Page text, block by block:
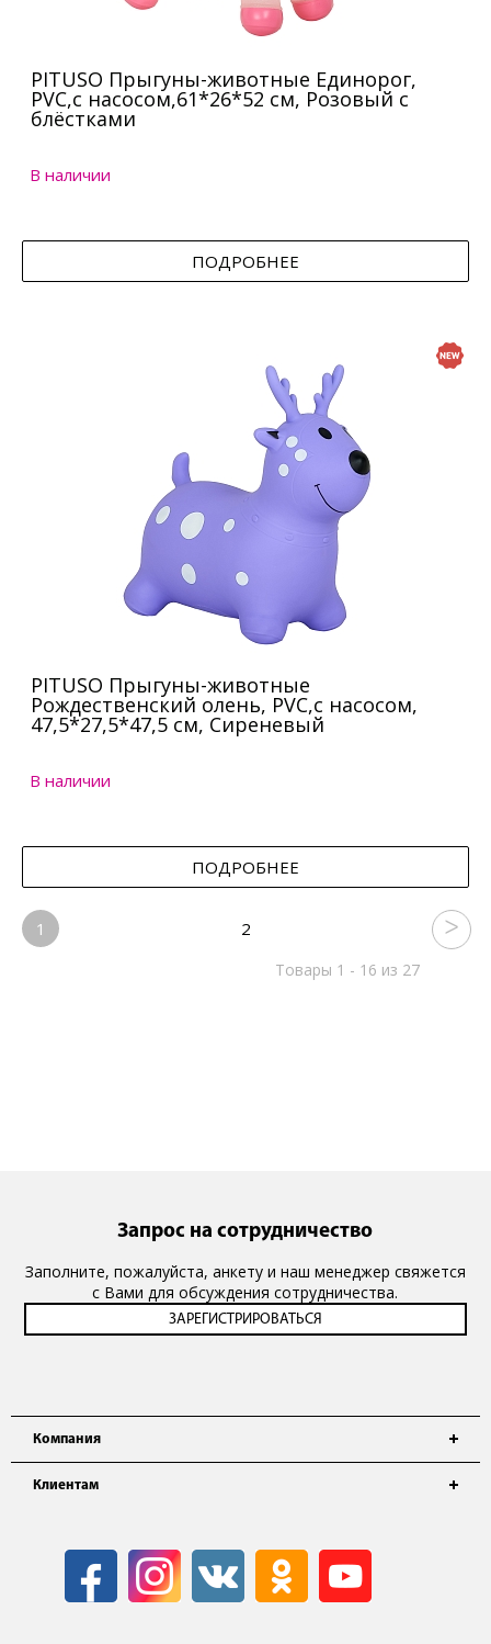
PITUSO Прыгуны-животные Единорог,
PVC,с насосом,61*26*52 см, Розовый с
блёстками
В наличии
ПОДРОБНЕЕ
PITUSO Прыгуны-животные
Рождественский олень, PVC,с насосом,
47,5*27,5*47,5 см, Сиреневый
В наличии
ПОДРОБНЕЕ
1 2
Товары 1 - 16 из 27
Компания
Клиентам
Запрос на сотрудничество
Заполните, пожалуйста, анкету и наш менеджер свяжется
с Вами для обсуждения сотрудничества.